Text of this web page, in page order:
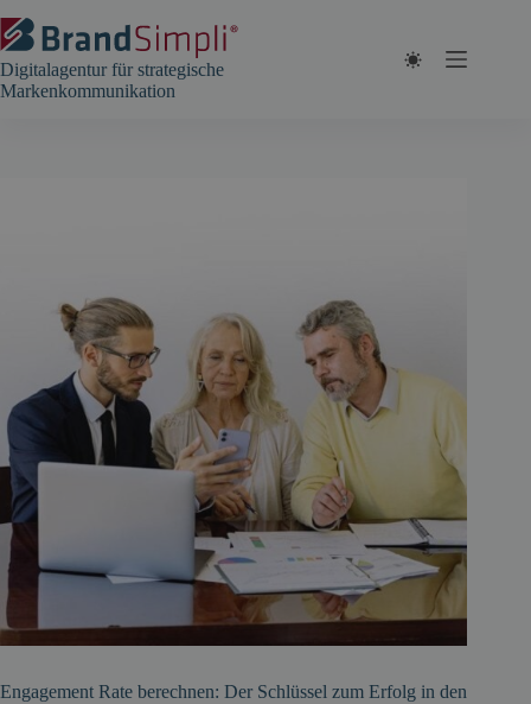
Inhalt
springen
Digitalagentur für strategische
Markenkommunikation
Engagement Rate berechnen: Der Schlüssel zum Erfolg in den